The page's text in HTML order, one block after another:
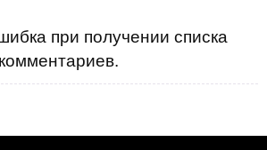
при получении списка
комментариев.